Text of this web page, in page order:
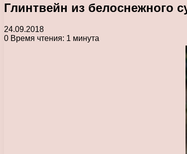
Глинтвейн из белоснежного
24.09.2018
0 Время чтения: 1 минута